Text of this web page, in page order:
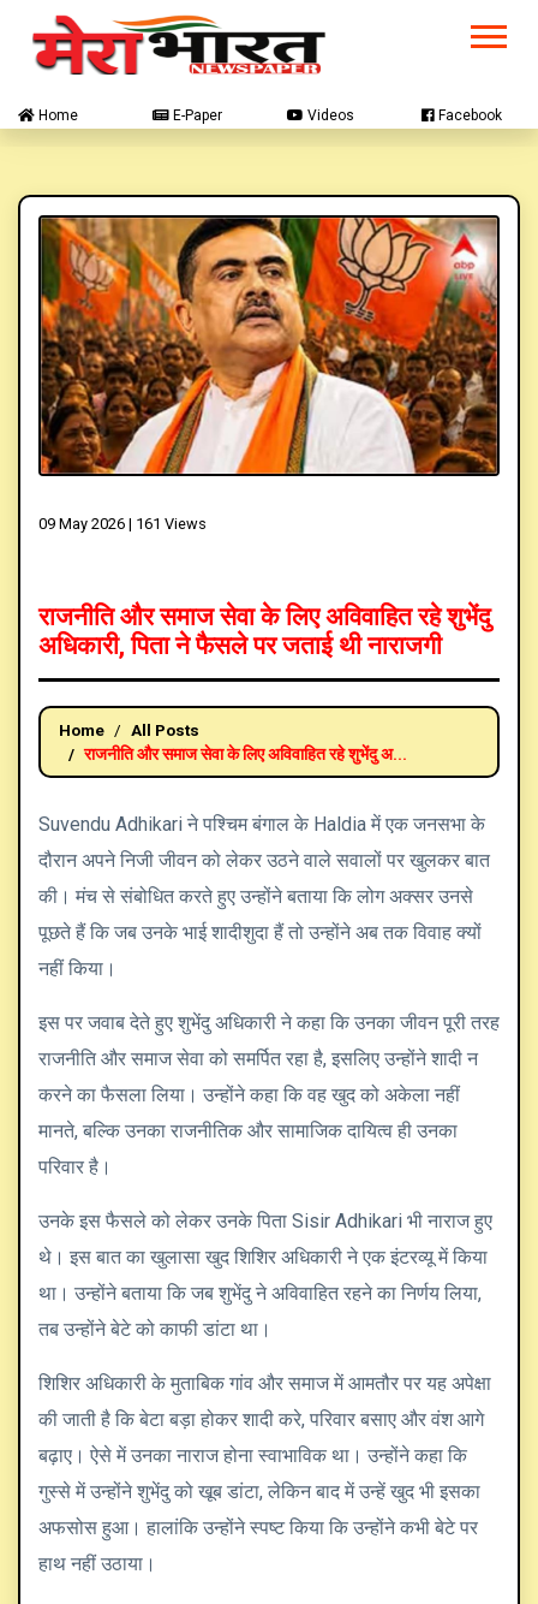
Home E-Paper Videos Facebook
09 May 2026 | 161 Views
राजनीति और समाज सेवा के लिए अविवाहित रहे शुभेंदु
अधिकारी, पिता ने फैसले पर जताई थी नाराजगी
Home
All Posts
राजनीति और समाज सेवा के लिए अविवाहित रहे शुभेंदु अ...
Suvendu Adhikari ने पश्चिम बंगाल के Haldia में एक जनसभा के
दौरान अपने निजी जीवन को लेकर उठने वाले सवालों पर खुलकर बात
की। मंच से संबोधित करते हुए उन्होंने बताया कि लोग अक्सर उनसे
पूछते हैं कि जब उनके भाई शादीशुदा हैं तो उन्होंने अब तक विवाह क्यों
नहीं किया।
इस पर जवाब देते हुए शुभेंदु अधिकारी ने कहा कि उनका जीवन पूरी तरह
राजनीति और समाज सेवा को समर्पित रहा है, इसलिए उन्होंने शादी न
करने का फैसला लिया। उन्होंने कहा कि वह खुद को अकेला नहीं
मानते, बल्कि उनका राजनीतिक और सामाजिक दायित्व ही उनका
परिवार है।
उनके इस फैसले को लेकर उनके पिता Sisir Adhikari भी नाराज हुए
थे। इस बात का खुलासा खुद शिशिर अधिकारी ने एक इंटरव्यू में किया
था। उन्होंने बताया कि जब शुभेंदु ने अविवाहित रहने का निर्णय लिया,
तब उन्होंने बेटे को काफी डांटा था।
शिशिर अधिकारी के मुताबिक गांव और समाज में आमतौर पर यह अपेक्षा
की जाती है कि बेटा बड़ा होकर शादी करे, परिवार बसाए और वंश आगे
बढ़ाए। ऐसे में उनका नाराज होना स्वाभाविक था। उन्होंने कहा कि
गुस्से में उन्होंने शुभेंदु को खूब डांटा, लेकिन बाद में उन्हें खुद भी इसका
अफसोस हुआ। हालांकि उन्होंने स्पष्ट किया कि उन्होंने कभी बेटे पर
हाथ नहीं उठाया।